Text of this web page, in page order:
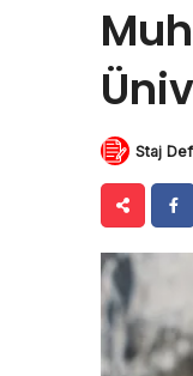
Staj